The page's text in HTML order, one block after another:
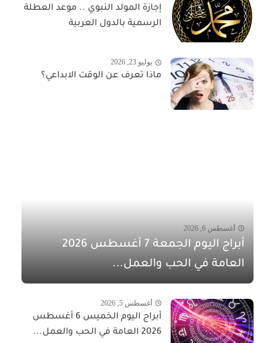
إجازة المولد النبوي .. موعد العطلة
الرسمية بالدول العربية
يوليو 23, 2026
ماذا تعرف عن الوقت الابداعي؟
أغسطس 6, 2026
أبراج اليوم الجمعة 7 أغسطس 2026
العامة في الحب والعمل...
أغسطس 5, 2026
أبراج اليوم الخميس 6 أغسطس
2026 العامة في الحب والعمل...